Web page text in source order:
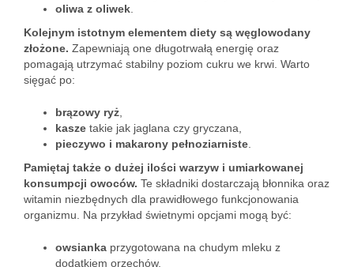
oliwa z oliwek
Kolejnym istotnym elementem diety są węglowodany
złożone. Zapewniają one długotrwałą energię oraz
pomagają utrzymać stabilny poziom cukru we krwi. Warto
sięgać po:
brązowy ryż
kasze takie jak jaglana czy gryczana,
pieczywo i makarony pełnoziarniste
Pamiętaj także o dużej ilości warzyw i umiarkowanej
konsumpcji owoców. Te składniki dostarczają błonnika oraz
witamin niezbędnych dla prawidłowego funkcjonowania
organizmu. Na przykład świetnymi opcjami mogą być:
owsianka przygotowana na chudym mleku z
dodatkiem orzechów,